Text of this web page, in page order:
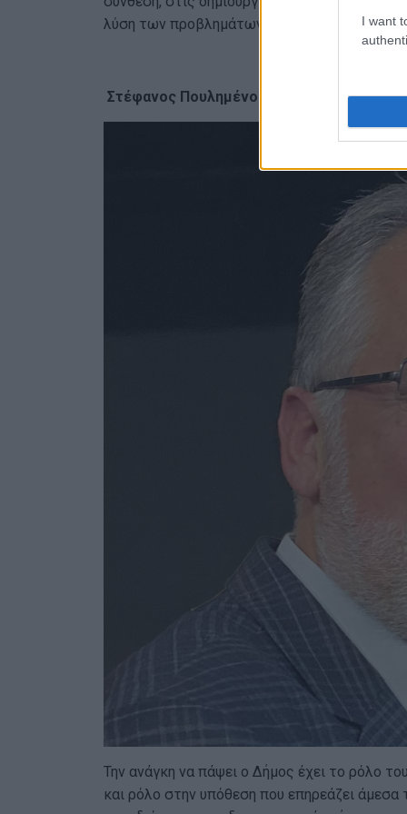
I want
λύση των προβλημάτων», δήλωσε στην «Ε»
Στέφανος Πουλημένος: Ο Δήμος πρέπει να
Την ανάγκη να πάψει ο Δήμος έχει το ρόλο
και ρόλο στην υπόθεση που επηρεάζει άμεσα